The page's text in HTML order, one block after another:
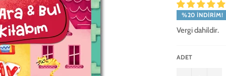
%20 İNDIRIM!
Vergi dahildir.
ADET